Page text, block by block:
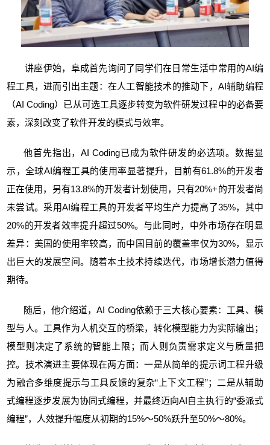
讲座伊始，阜成首先询问了同学们在日常生活中常用的AI编
程工具，进而引出主题：在人工智能技术的推动下，AI辅助编程
（AI Coding）已从可选工具逐步转变为软件研发过程中的必备要
素，深刻改变了软件开发的模式与效率。
他首先指出，AI Coding已成为软件研发的必选项。数据显
示，全球AI编程工具的使用率显著提升，目前有61.8%的开发者
正在使用，另有13.8%的开发者计划使用，只有20%+的开发者尚
未尝试。采用AI编程工具的开发者平均生产力提高了35%，其中
20%的开发者效率提升超过50%。与此同时，中外市场存在明显
差异：美国的使用率较高，而中国目前的覆盖率仅为30%，显示
出巨大的发展空间。随着本土技术持续迭代，市场增长潜力值得
期待。
随后，他介绍道，AI Coding依赖于三大核心要素：工具、模
型与人。工具作为人机交互的桥梁，转化模型能力为实际输出；
模型则决定了系统的智能上限；而人则负责需求定义与质量把
控。技术演进主要体现在两方面：一是从简单的提示词工程升级
为融合多维度提示与工具反馈的复杂“上下文工程”；二是从辅助
式编程逐步发展为协同式编程，并最终迈向AI自主执行的“委派式
编程”，人效提升幅度从初期的15%～50%跃升至50%～80%。